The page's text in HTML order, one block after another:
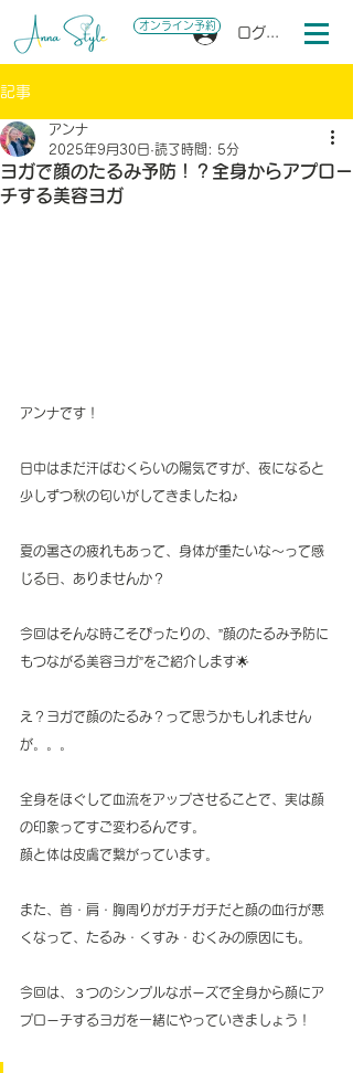
ログイン
オンライン予約
記事
ヨガで顔のたるみ予防！？全身からアプロー
チする美容ヨガ
アンナ
2025年9月30日 読了時間: 5分
アンナです！
日中はまだ汗ばむくらいの陽気ですが、夜になると
少しずつ秋の匂いがしてきましたね♪
夏の暑さの疲れもあって、身体が重たいな～って感
じる日、ありませんか？
今回はそんな時こそぴったりの、”顔のたるみ予防に
もつながる美容ヨガ”をご紹介します🌟
え？ヨガで顔のたるみ？って思うかもしれません
が。。。
全身をほぐして血流をアップさせることで、実は顔
の印象ってすご変わるんです。
顔と体は皮膚で繋がっています。
また、首・肩・胸周りがガチガチだと顔の血行が悪
くなって、たるみ・くすみ・むくみの原因にも。
今回は、３つのシンプルなポーズで全身から顔にア
プローチするヨガを一緒にやっていきましょう！